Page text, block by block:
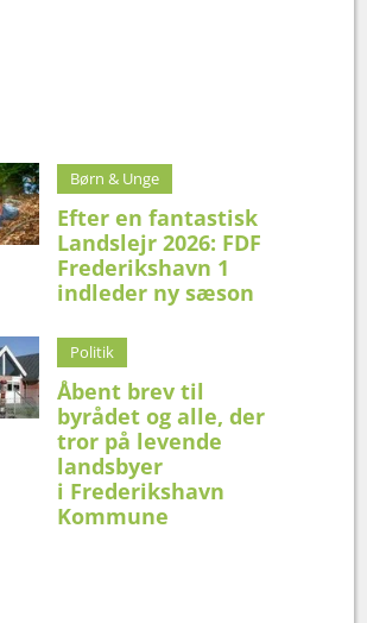
Børn & Unge
Efter en fantastisk
Landslejr 2026: FDF
Frederikshavn 1
indleder ny sæson
Politik
Åbent brev til
byrådet og alle, der
tror på levende
landsbyer
i Frederikshavn
Kommune